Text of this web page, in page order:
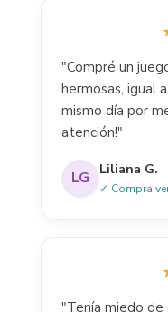
"Compré un
hermosas, igual
mismo día por
atención!"
LG Liliana G.
✓ Compra
"Tenía miedo de